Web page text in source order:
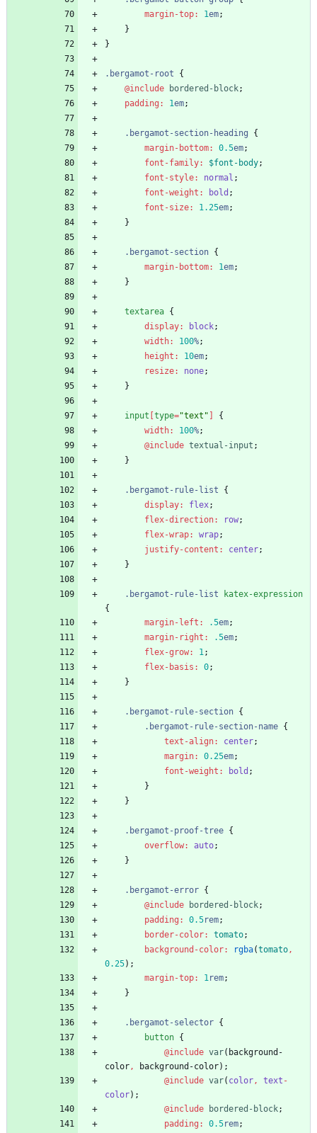
margin-top: 1em;
}
}
. bergamot-root
{
@include bordered-block;
padding : 1em;
. bergamot-section-heading
{
margin-bottom: 0.5em;
font-family: $font-body;
font-style: normal ;
font-weight : bold ;
font-size: 1.25em;
}
. bergamot-section {
margin-bottom: 1em;
}
textarea {
display: block;
width: 100%;
height : 10em;
resize: none;
}
input type="text "
{
width: 100%;
@include textual-input ;
}
. bergamot-rule-list
{
display: flex;
flex-direction: row;
flex-wrap: wrap;
justify-content : center;
}
. bergamot-rule-list
katex-expression
{
margin-left : .5em;
margin-right : .5em;
flex-grow: 1;
flex-basis : 0;
}
. bergamot-rule-section {
. bergamot-rule-section-name {
text-align: center;
margin: 0.25em;
font-weight : bold ;
}
}
. bergamot-proof-tree {
overflow: auto;
}
. bergamot-error {
@include bordered-block;
padding : 0.5rem;
border-color: tomato;
background-color: rgba(tomato,
0.25) ;
margin-top: 1rem;
}
. bergamot-selector {
button {
@include var( background-
color, background-color) ;
@include var( color, text -
color) ;
@include bordered-block;
padding : 0.5rem;